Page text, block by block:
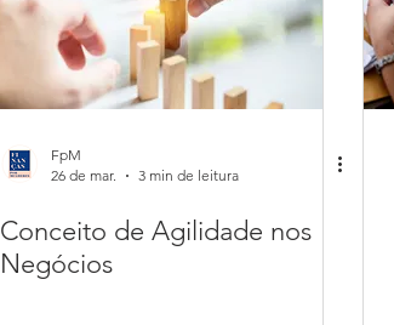
FpM
26 de mar.
3 min de leitura
Conceito de Agilidade nos
Negócios